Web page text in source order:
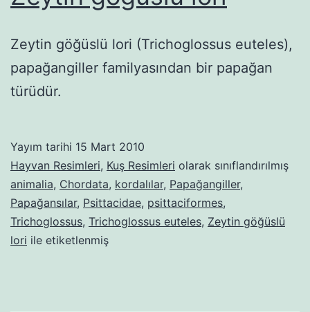
Zeytin göğüslü lori (Trichoglossus euteles),
papağangiller familyasından bir papağan
türüdür.
Yayım tarihi 15 Mart 2010
Hayvan Resimleri, Kuş Resimleri olarak sınıflandırılmış
animalia, Chordata, kordalılar, Papağangiller,
Papağansılar, Psittacidae, psittaciformes,
Trichoglossus, Trichoglossus euteles, Zeytin göğüslü
lori ile etiketlenmiş